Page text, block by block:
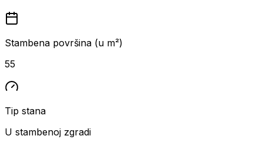
Stambena površina (u m²)
55
Tip stana
U stambenoj zgradi